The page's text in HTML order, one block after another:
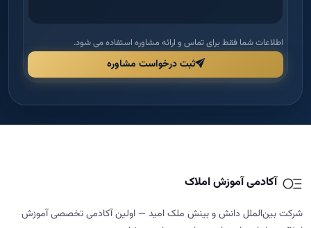
اطلاعات شما فقط برای تماس و ارائه مشاوره استفاده می شود.
ثبت درخواست مشاوره
آکادمی آموزش املاک
شرکت بین‌الملل دانش و بینش ملک امید — اولین آکادمی تخصصی آموزش